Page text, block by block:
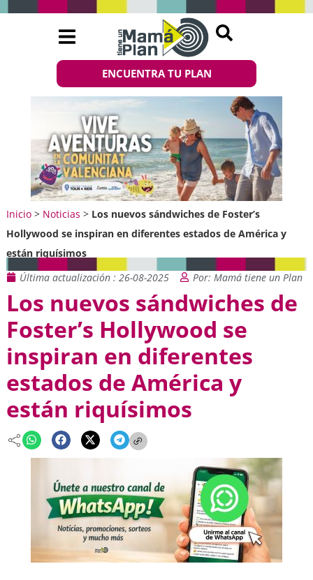
ENCUENTRA TU PLAN
Inicio> Noticias > Los nuevos sándwiches de Foster’s
Hollywood se inspiran en diferentes estados de América y
están riquísimos
Última actualización : 26-08-2025
Por: Mamá tiene un Plan
Los nuevos sándwiches de
Foster’s Hollywood se
inspiran en diferentes
estados de América y
están riquísimos